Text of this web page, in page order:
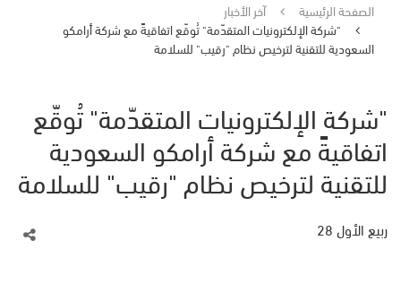
الصفحة الرئيسية
آخر الأخبار
"شركة الإلكترونيات المتقدّمة" تُوقّع اتفاقيةً مع شركة أرامكو
السعودية للتقنية لترخيص نظام "رقيب" للسلامة
"شركة الإلكترونيات المتقدّمة" تُوقّع
اتفاقيةً مع شركة أرامكو السعودية
للتقنية لترخيص نظام "رقيب" للسلامة
ربيع الأول 28